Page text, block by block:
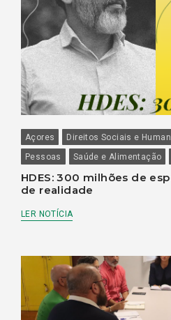
Açores Direitos Sociais e
Pessoas
Saúde e Alimentação
HDES: 300 milhões de
de realidade
LER NOTÍCIA